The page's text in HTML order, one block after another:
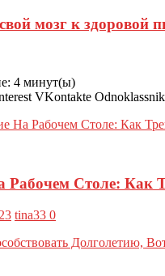
мозг к здоровой
4 минут(ы)
VKontakte
Рабочем Столе: Как
tina33 0